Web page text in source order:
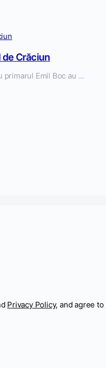
de Crăciun
Emil Boc au ...
Privacy Policy, and agree